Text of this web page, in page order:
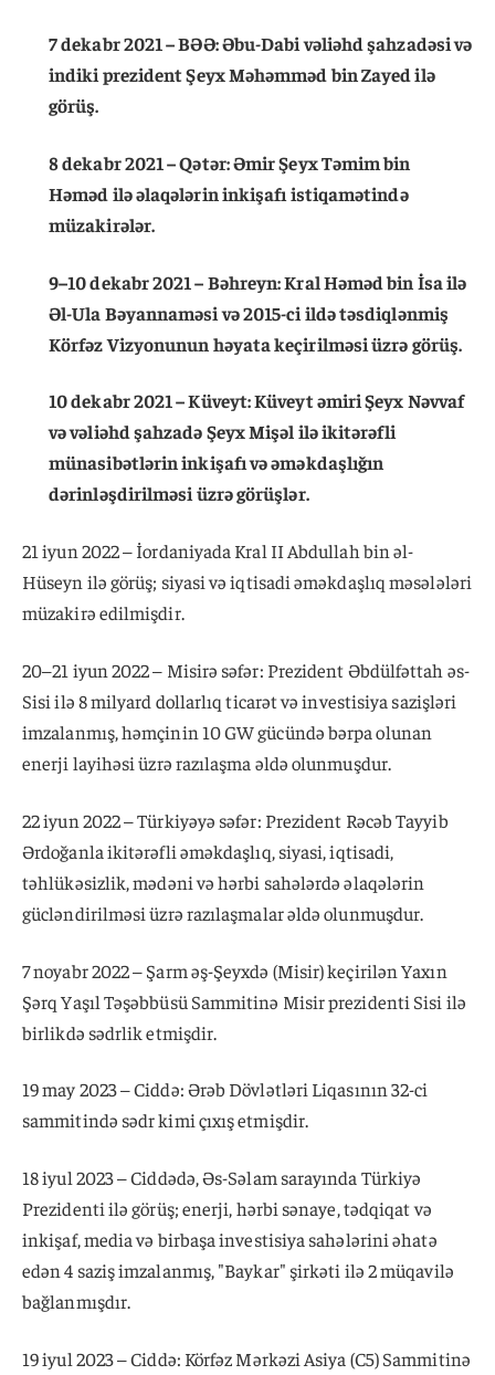
7 dekabr 2021 – BƏƏ: Əbu-Dabi vəliəhd şahzadəsi və
indiki prezident Şeyx Məhəmməd bin Zayed ilə
görüş.
8 dekabr 2021 – Qətər: Əmir Şeyx Təmim bin
Həməd ilə əlaqələrin inkişafı istiqamətində
müzakirələr.
9–10 dekabr 2021 – Bəhreyn: Kral Həməd bin İsa ilə
Əl-Ula Bəyannaməsi və 2015-ci ildə təsdiqlənmiş
Körfəz Vizyonunun həyata keçirilməsi üzrə görüş.
10 dekabr 2021 – Küveyt: Küveyt əmiri Şeyx Nəvvaf
və vəliəhd şahzadə Şeyx Mişəl ilə ikitərəfli
münasibətlərin inkişafı və əməkdaşlığın
dərinləşdirilməsi üzrə görüşlər.
21 iyun 2022 – İordaniyada Kral II Abdullah bin əl-
Hüseyn ilə görüş; siyasi və iqtisadi əməkdaşlıq məsələləri
müzakirə edilmişdir.
20–21 iyun 2022 – Misirə səfər: Prezident Əbdülfəttah əs-
Sisi ilə 8 milyard dollarlıq ticarət və investisiya sazişləri
imzalanmış, həmçinin 10 GW gücündə bərpa olunan
enerji layihəsi üzrə razılaşma əldə olunmuşdur.
22 iyun 2022 – Türkiyəyə səfər: Prezident Rəcəb Tayyib
Ərdoğanla ikitərəfli əməkdaşlıq, siyasi, iqtisadi,
təhlükəsizlik, mədəni və hərbi sahələrdə əlaqələrin
gücləndirilməsi üzrə razılaşmalar əldə olunmuşdur.
7 noyabr 2022 – Şarm əş-Şeyxdə (Misir) keçirilən Yaxın
Şərq Yaşıl Təşəbbüsü Sammitinə Misir prezidenti Sisi ilə
birlikdə sədrlik etmişdir.
19 may 2023 – Ciddə: Ərəb Dövlətləri Liqasının 32-ci
sammitində sədr kimi çıxış etmişdir.
18 iyul 2023 – Ciddədə, Əs-Səlam sarayında Türkiyə
Prezidenti ilə görüş; enerji, hərbi sənaye, tədqiqat və
inkişaf, media və birbaşa investisiya sahələrini əhatə
edən 4 saziş imzalanmış, "Baykar" şirkəti ilə 2 müqavilə
bağlanmışdır.
19 iyul 2023 – Ciddə: Körfəz Mərkəzi Asiya (C5) Sammitinə